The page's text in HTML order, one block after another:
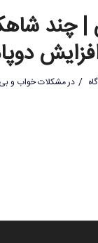
چند
/ درمشکلات خواب و